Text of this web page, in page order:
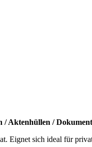
Aktenhüllen /
Eignet sich ideal für